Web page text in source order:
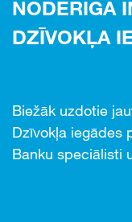
NODERĪGA
DZĪVOKĻA
Biežāk uzdotie
Dzīvokļa iegādes
Banku speciālisti